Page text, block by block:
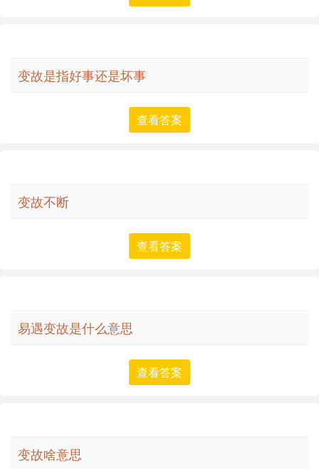
变故是指好事还是坏事
查看答案
变故不断
查看答案
易遇变故是什么意思
查看答案
变故啥意思